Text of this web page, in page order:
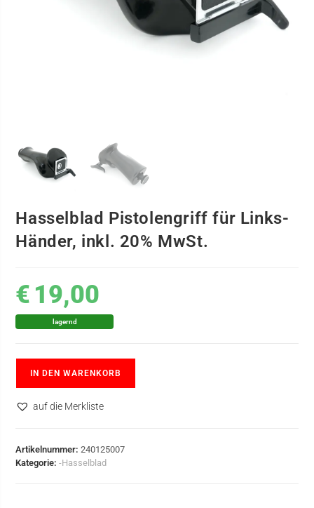
Hasselblad Pistolengriff für Links-
Händer, inkl. 20% MwSt.
€ 19,00
lagernd
IN DEN WARENKORB
auf die Merkliste
Artikelnummer:240125007
Kategorie:-Hasselblad